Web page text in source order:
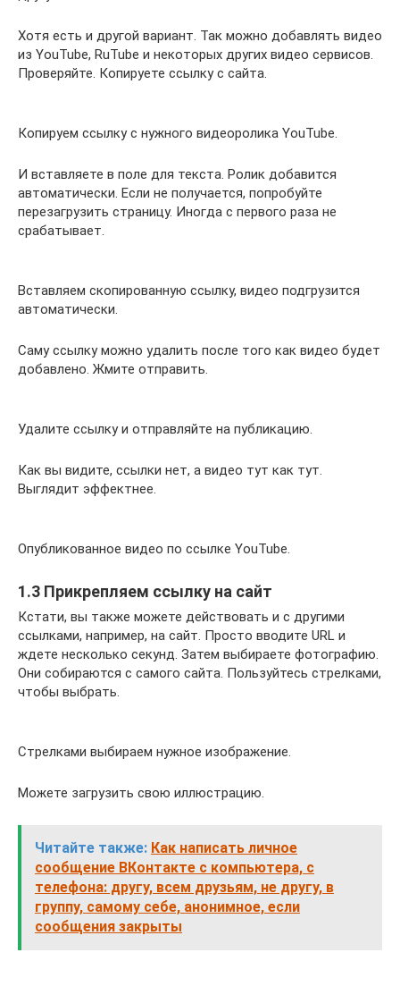
Хотя есть и другой вариант. Так можно добавлять видео
из YouTube, RuTube и некоторых других видео сервисов.
Проверяйте. Копируете ссылку с сайта.
Копируем ссылку с нужного видеоролика YouTube.
И вставляете в поле для текста. Ролик добавится
автоматически. Если не получается, попробуйте
перезагрузить страницу. Иногда с первого раза не
срабатывает.
Вставляем скопированную ссылку, видео подгрузится
автоматически.
Саму ссылку можно удалить после того как видео будет
добавлено. Жмите отправить.
Удалите ссылку и отправляйте на публикацию.
Как вы видите, ссылки нет, а видео тут как тут.
Выглядит эффектнее.
Опубликованное видео по ссылке YouTube.
1.3 Прикрепляем ссылку на сайт
Кстати, вы также можете действовать и с другими
ссылками, например, на сайт. Просто вводите URL и
ждете несколько секунд. Затем выбираете фотографию.
Они собираются с самого сайта. Пользуйтесь стрелками,
чтобы выбрать.
Стрелками выбираем нужное изображение.
Можете загрузить свою иллюстрацию.
Читайте также: Как написать личное
сообщение ВКонтакте с компьютера, с
телефона: другу, всем друзьям, не другу, в
группу, самому себе, анонимное, если
сообщения закрыты